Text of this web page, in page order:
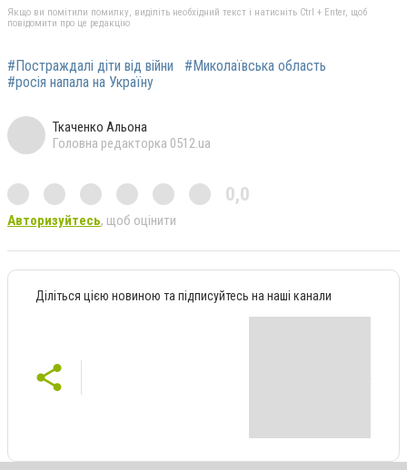
Якщо ви помітили помилку, виділіть необхідний текст і натисніть Ctrl + Enter, щоб
повідомити про це редакцію
#Постраждалі діти від війни
#Миколаївська область
#росія напала на Україну
Ткаченко Альона
Головна редакторка 0512.ua
0,0
Авторизуйтесь, щоб оцінити
Діліться цією новиною та підписуйтесь на наші канали